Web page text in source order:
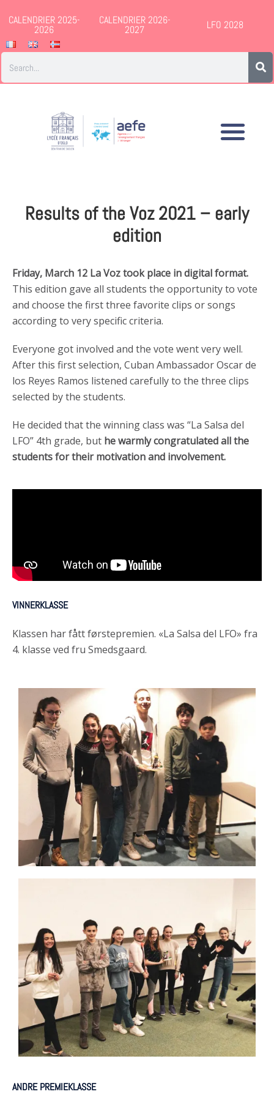
CALENDRIER 2025-
2026
CALENDRIER 2026-
2027 LFO 2028
Results of the Voz 2021 – early
edition
Friday, March 12 La Voz took place in digital format.
This edition gave all students the opportunity to vote
and choose the first three favorite clips or songs
according to very specific criteria.
Everyone got involved and the vote went very well.
After this first selection, Cuban Ambassador Oscar de
los Reyes Ramos listened carefully to the three clips
selected by the students.
He decided that the winning class was “La Salsa del
LFO” 4th grade, but he warmly congratulated all the
students for their motivation and involvement.
VINNERKLASSE
Klassen har fått førstepremien. «La Salsa del LFO» fra
4. klasse ved fru Smedsgaard.
ANDRE PREMIEKLASSE